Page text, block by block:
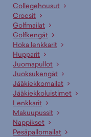
Collegehousut
Crocsit
Golfmailat
Golfkengät
Hoka lenkkarit
Hupparit
Juomapullot
Juoksukengät
Jääkiekkomailat
Jääkiekkoluistimet
Lenkkarit
Makuupussit
Nappikset
Pesäpallomailat